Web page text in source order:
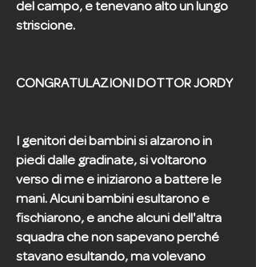
del campo, e tenevano alto un lungo
striscione.
CONGRATULAZIONI DOTTOR JORDY
I genitori dei bambini si alzarono in
piedi dalle gradinate, si voltarono
verso di me e iniziarono a battere le
mani. Alcuni bambini esultarono e
fischiarono, e anche alcuni dell'altra
squadra che non sapevano perché
stavano esultando, ma volevano